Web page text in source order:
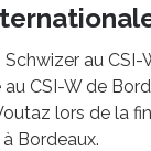
au CSI-
CSI-W de
lors de la
Bordeaux.